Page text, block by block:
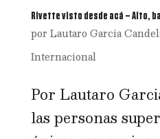
Rivette visto desde acá – Alto,
por Lautaro Garcia
Internacional
Por Lautaro
las personas